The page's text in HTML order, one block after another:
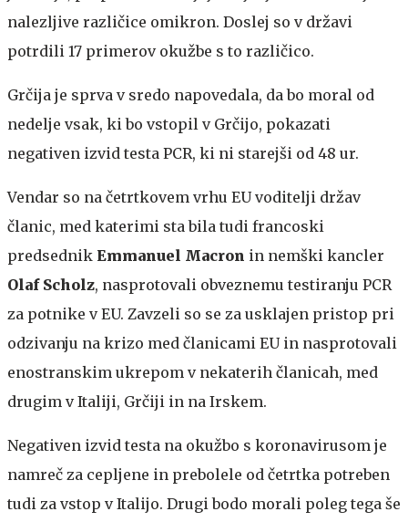
nalezljive različice omikron. Doslej so v državi
potrdili 17 primerov okužbe s to različico.
Grčija je sprva v sredo napovedala, da bo moral od
nedelje vsak, ki bo vstopil v Grčijo, pokazati
negativen izvid testa PCR, ki ni starejši od 48 ur.
Vendar so na četrtkovem vrhu EU voditelji držav
članic, med katerimi sta bila tudi francoski
predsednik Emmanuel Macron in nemški kancler
Olaf Scholz, nasprotovali obveznemu testiranju PCR
za potnike v EU. Zavzeli so se za usklajen pristop pri
odzivanju na krizo med članicami EU in nasprotovali
enostranskim ukrepom v nekaterih članicah, med
drugim v Italiji, Grčiji in na Irskem.
Negativen izvid testa na okužbo s koronavirusom je
namreč za cepljene in prebolele od četrtka potreben
tudi za vstop v Italijo. Drugi bodo morali poleg tega še